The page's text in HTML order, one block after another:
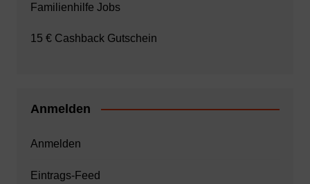
Familienhilfe Jobs
15 € Cashback Gutschein
Anmelden
Anmelden
Eintrags-Feed